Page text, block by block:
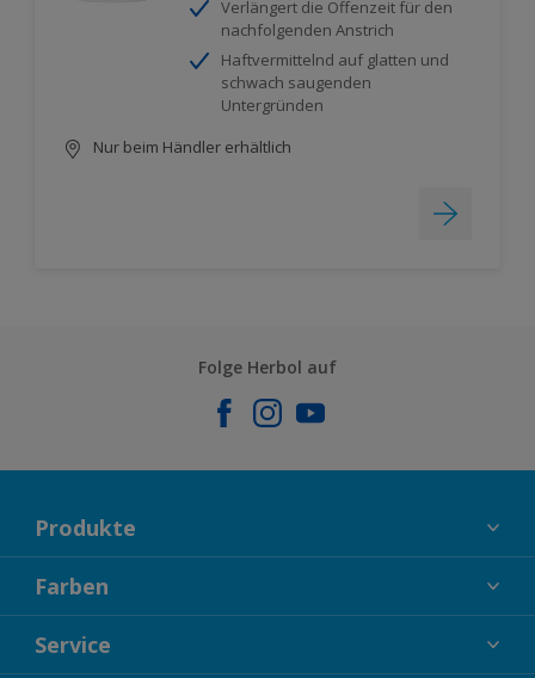
Verlängert die Offenzeit für den
nachfolgenden Anstrich
Haftvermittelnd auf glatten und
schwach saugenden
Untergründen
Nur beim Händler erhältlich
Folge Herbol auf
Produkte
FASSADENFARBEN
INNENFARBEN
LACKE
Farben
KOLLEKTIONEN
FARBTRENDS
Service